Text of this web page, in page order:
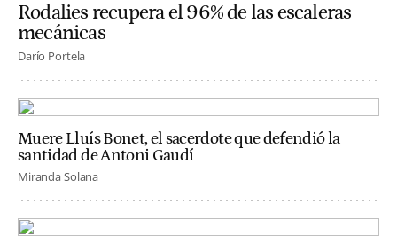
Rodalies recupera el 96% de las escaleras
mecánicas
Darío Portela
Muere Lluís Bonet, el sacerdote que defendió la
santidad de Antoni Gaudí
Miranda Solana